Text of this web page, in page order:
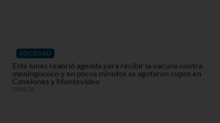
SOCIEDAD
Este lunes reabrió agenda para recibir la vacuna contra
meningococo y en pocos minutos se agotaron cupos en
Canelones y Montevideo
03/08/26